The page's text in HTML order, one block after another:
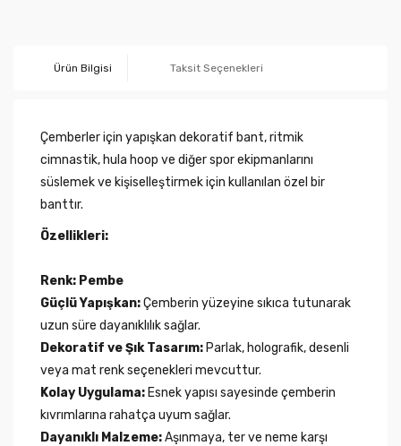
Ürün Bilgisi Taksit Seçenekleri
Çemberler için yapışkan dekoratif bant, ritmik
cimnastik, hula hoop ve diğer spor ekipmanlarını
süslemek ve kişiselleştirmek için kullanılan özel bir
banttır.
Özellikleri:
Renk: Pembe
Güçlü Yapışkan:Çemberin yüzeyine sıkıca tutunarak
uzun süre dayanıklılık sağlar.
Dekoratif ve Şık Tasarım: Parlak, holografik, desenli
veya mat renk seçenekleri mevcuttur.
Kolay Uygulama: Esnek yapısı sayesinde çemberin
kıvrımlarına rahatça uyum sağlar.
Dayanıklı Malzeme:Aşınmaya, ter ve neme karşı